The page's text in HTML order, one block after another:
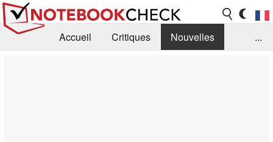
Accueil Critiques
Nouvelles
...